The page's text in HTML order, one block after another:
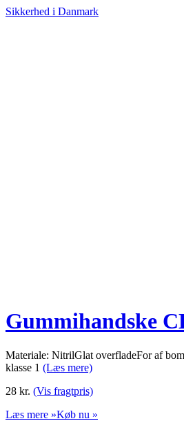
Sikkerhed i Danmark
Gummihandske
Materiale: NitrilGlat overfladeFor af
klasse 1 (Læs mere)
28 kr. (Vis fragtpris)
Læs mere »Køb nu »